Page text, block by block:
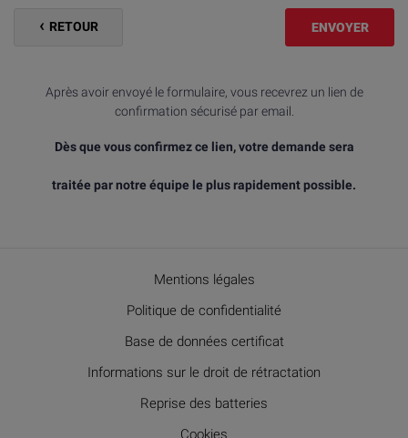
RETOUR ENVOYER
Après avoir envoyé le formulaire, vous recevrez un lien de
confirmation sécurisé par email.
Dès que vous confirmez ce lien, votre demande sera
traitée par notre équipe le plus rapidement possible.
Mentions légales
Politique de confidentialité
Base de données certificat
Informations sur le droit de rétractation
Reprise des batteries
Cookies